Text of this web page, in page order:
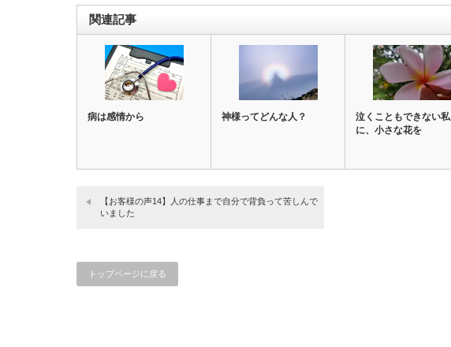
関連記事
病は感情から 神様ってどんな人？
泣くこともできない私
に、小さな花を
【お客様の声14】人の仕事まで自分で背負って苦しんで
いました
トップページに戻る